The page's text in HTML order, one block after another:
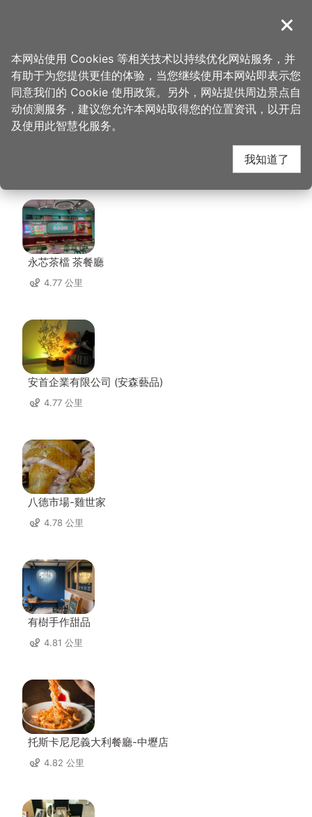
導覽
首页 > 想去的地方 > 马祖新村眷村文创园区
马祖新村眷村文创园区
周边店家
永芯茶檔 茶餐廳
4.77 公里
安首企業有限公司 (安森藝品)
4.77 公里
八德市場-雞世家
4.78 公里
有樹手作甜品
4.81 公里
托斯卡尼尼義大利餐廳-中壢店
4.82 公里
关闭
本网站使用 Cookies 等相关技术以持续优化网站服务，并
有助于为您提供更佳的体验，当您继续使用本网站即表示您
同意我们的 Cookie 使用政策。另外，网站提供周边景点自
动侦测服务，建议您允许本网站取得您的位置资讯，以开启
及使用此智慧化服务。
我知道了